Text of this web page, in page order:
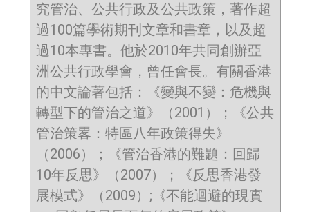
究管治、公共行政及公共政策，著作超
過100篇學術期刊文章和書章，以及超
過10本專書。他於2010年共同創辦亞
洲公共行政學會，曾任會長。有關香港
的中文論著包括：《變與不變：危機與
轉型下的管治之道》（2001）；《公共
管治策畧：特區八年政策得失》
（2006）；《管治香港的難題：回歸
10年反思》（2007）；《反思香港發
展模式》（2009）;《不能迴避的現實